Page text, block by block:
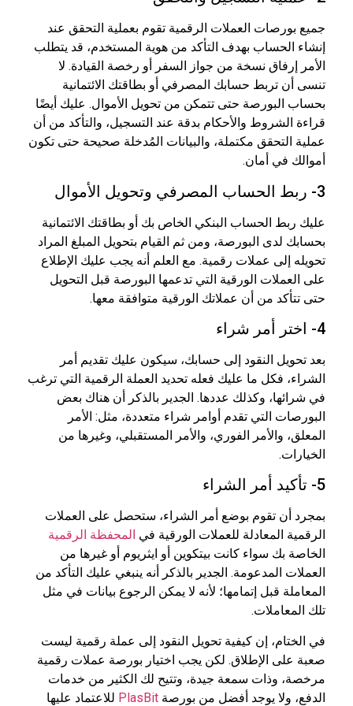
جميع بورصات العملات الرقمية تقوم بعملية التحقق عند
إنشاء الحساب بهدف التأكد من هوية المستخدم، قد يتطلب
الأمر إرفاق نسخة من جواز السفر أو رخصة القيادة. لا
تنسى أن تربط حسابك المصرفي أو بطاقتك الائتمانية
بحساب البورصة حتى تتمكن من تحويل الأموال. عليك أيضًا
قراءة الشروط والأحكام بدقة عند التسجيل، والتأكد من أن
عملية التحقق مكتملة، والبيانات المُدخلة صحيحة حتى تكون
أموالك في أمان.
3- ربط الحساب المصرفي وتحويل الأموال
عليك ربط الحساب البنكي الخاص بك أو بطاقتك الائتمانية
بحسابك لدى البورصة، ومن ثم القيام بتحويل المبلغ المراد
تحويله إلى عملات رقمية. مع العلم أنه يجب عليك الإطلاع
على العملات الورقية التي تدعمها البورصة قبل التحويل
حتى تتأكد من أن عملاتك الورقية متوافقة معها.
4- اختر أمر شراء
بعد تحويل النقود إلى حسابك، سيكون عليك تقديم أمر
الشراء، فكل ما عليك فعله تحديد العملة الرقمية التي ترغب
في شرائها، وكذلك عددها. الجدير بالذكر أن هناك بعض
البورصات التي تقدم أوامر شراء متعددة، مثل: الأمر
المعلق، والأمر الفوري، والأمر المستقبلي، وغيرها من
الخيارات.
5- تأكيد أمر الشراء
بمجرد أن تقوم بوضع أمر الشراء، ستحصل على العملات
الرقمية المعادلة للعملات الورقية في المحفظة الرقمية
الخاصة بك سواء كانت بيتكوين أو ايثريوم أو غيرها من
العملات المدعومة. الجدير بالذكر أنه ينبغي عليك التأكد من
المعاملة قبل إتمامها؛ لأنه لا يمكن الرجوع بيانات في مثل
تلك المعاملات.
في الختام، إن كيفية تحويل النقود إلى عملة رقمية ليست
صعبة على الإطلاق. لكن يجب اختيار بورصة عملات رقمية
مرخصة، وذات سمعة جيدة، وتتيح لك الكثير من خدمات
الدفع، ولا يوجد أفضل من بورصة PlasBit للاعتماد عليها